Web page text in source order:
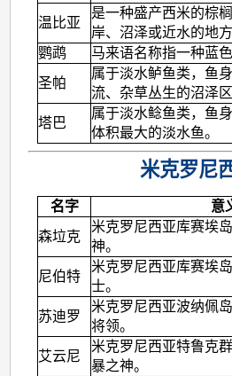
温比亚
是一种盛产西米的棕
岸、沼泽或近水的地方
鹦鹉
马来语名称指一种蓝
圣帕
属于淡水鲈鱼类，鱼
流、杂草丛生的沼泽
塔巴
属于淡水鲶鱼类，鱼
体积最大的淡水鱼。
米克罗尼
名字
意
森垃克
米克罗尼西亚库赛埃
神。
尼伯特
米克罗尼西亚库赛埃
士。
苏迪罗
米克罗尼西亚波纳佩
将领。
艾云尼
米克罗尼西亚特鲁克
暴之神。